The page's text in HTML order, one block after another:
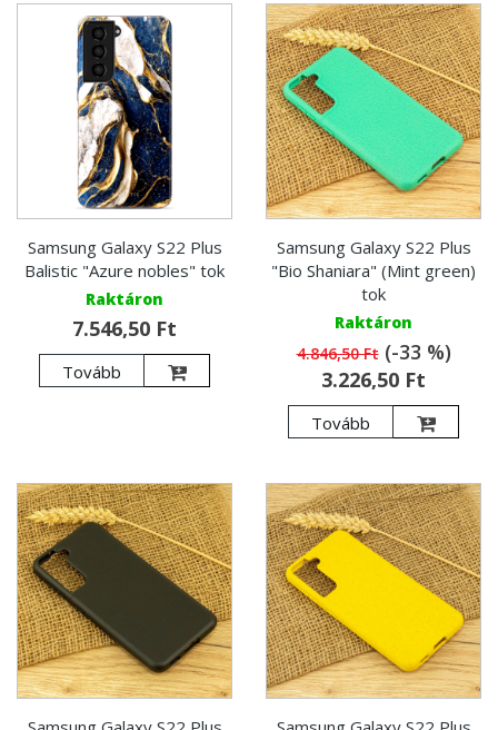
Samsung Galaxy S22 Plus
Balistic "Azure nobles" tok
Raktáron
7.546,50 Ft
Tovább
Samsung Galaxy S22 Plus
"Bio Shaniara" (Mint green)
tok
Raktáron
4.846,50 Ft(-33 %)
3.226,50 Ft
Tovább